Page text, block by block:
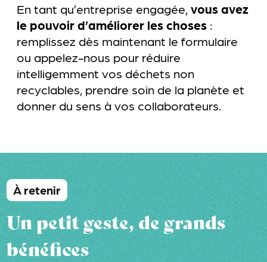
En tant qu’entreprise engagée,vous avez
le pouvoir d’améliorer les choses :
remplissez dès maintenant le formulaire
ou appelez-nous pour réduire
intelligemment vos déchets non
recyclables, prendre soin de la planète et
donner du sens à vos collaborateurs.
À retenir
Un petit geste, de grands
bénéfices